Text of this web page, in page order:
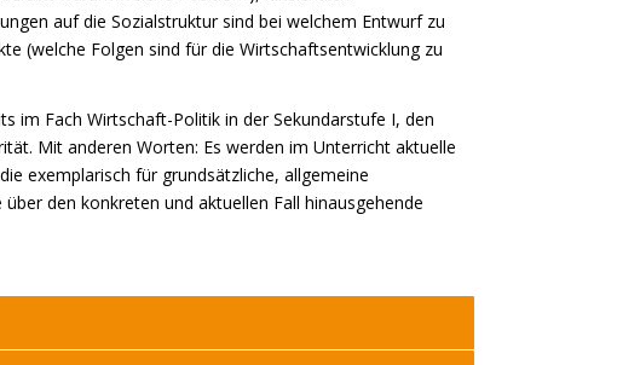
auf die Sozialstruktur sind bei welchem Entwurf zu
(welche Folgen sind für die Wirtschaftsentwicklung zu
im Fach Wirtschaft-Politik in der Sekundarstufe I, den
Mit anderen Worten: Es werden im Unterricht aktuelle
exemplarisch für grundsätzliche, allgemeine
den konkreten und aktuellen Fall hinausgehende